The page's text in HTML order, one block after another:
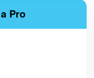
Pro